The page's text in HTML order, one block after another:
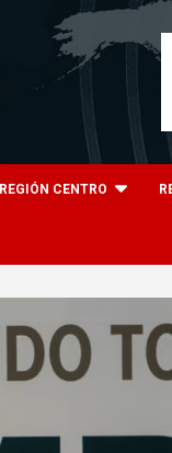
REGIÓN CENTRO